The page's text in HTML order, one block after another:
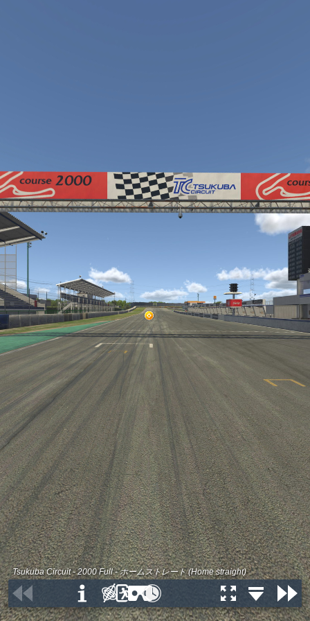
Tsukuba Circuit - 2000 Full - ホームストレート (Home straight)